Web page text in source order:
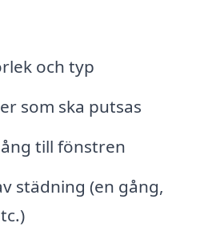
och typ
som ska putsas
till fönstren
städning (en gång,